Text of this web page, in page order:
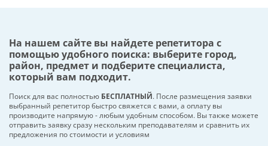
На нашем сайте вы найдете репетитора с
помощью удобного поиска: выберите город,
район, предмет и подберите специалиста,
который вам подходит.
Поиск для вас полностью БЕСПЛАТНЫЙ. После размещения заявки
выбранный репетитор быстро свяжется с вами, а оплату вы
производите напрямую - любым удобным способом. Вы также можете
отправить заявку сразу нескольким преподавателям и сравнить их
предложения по стоимости и условиям